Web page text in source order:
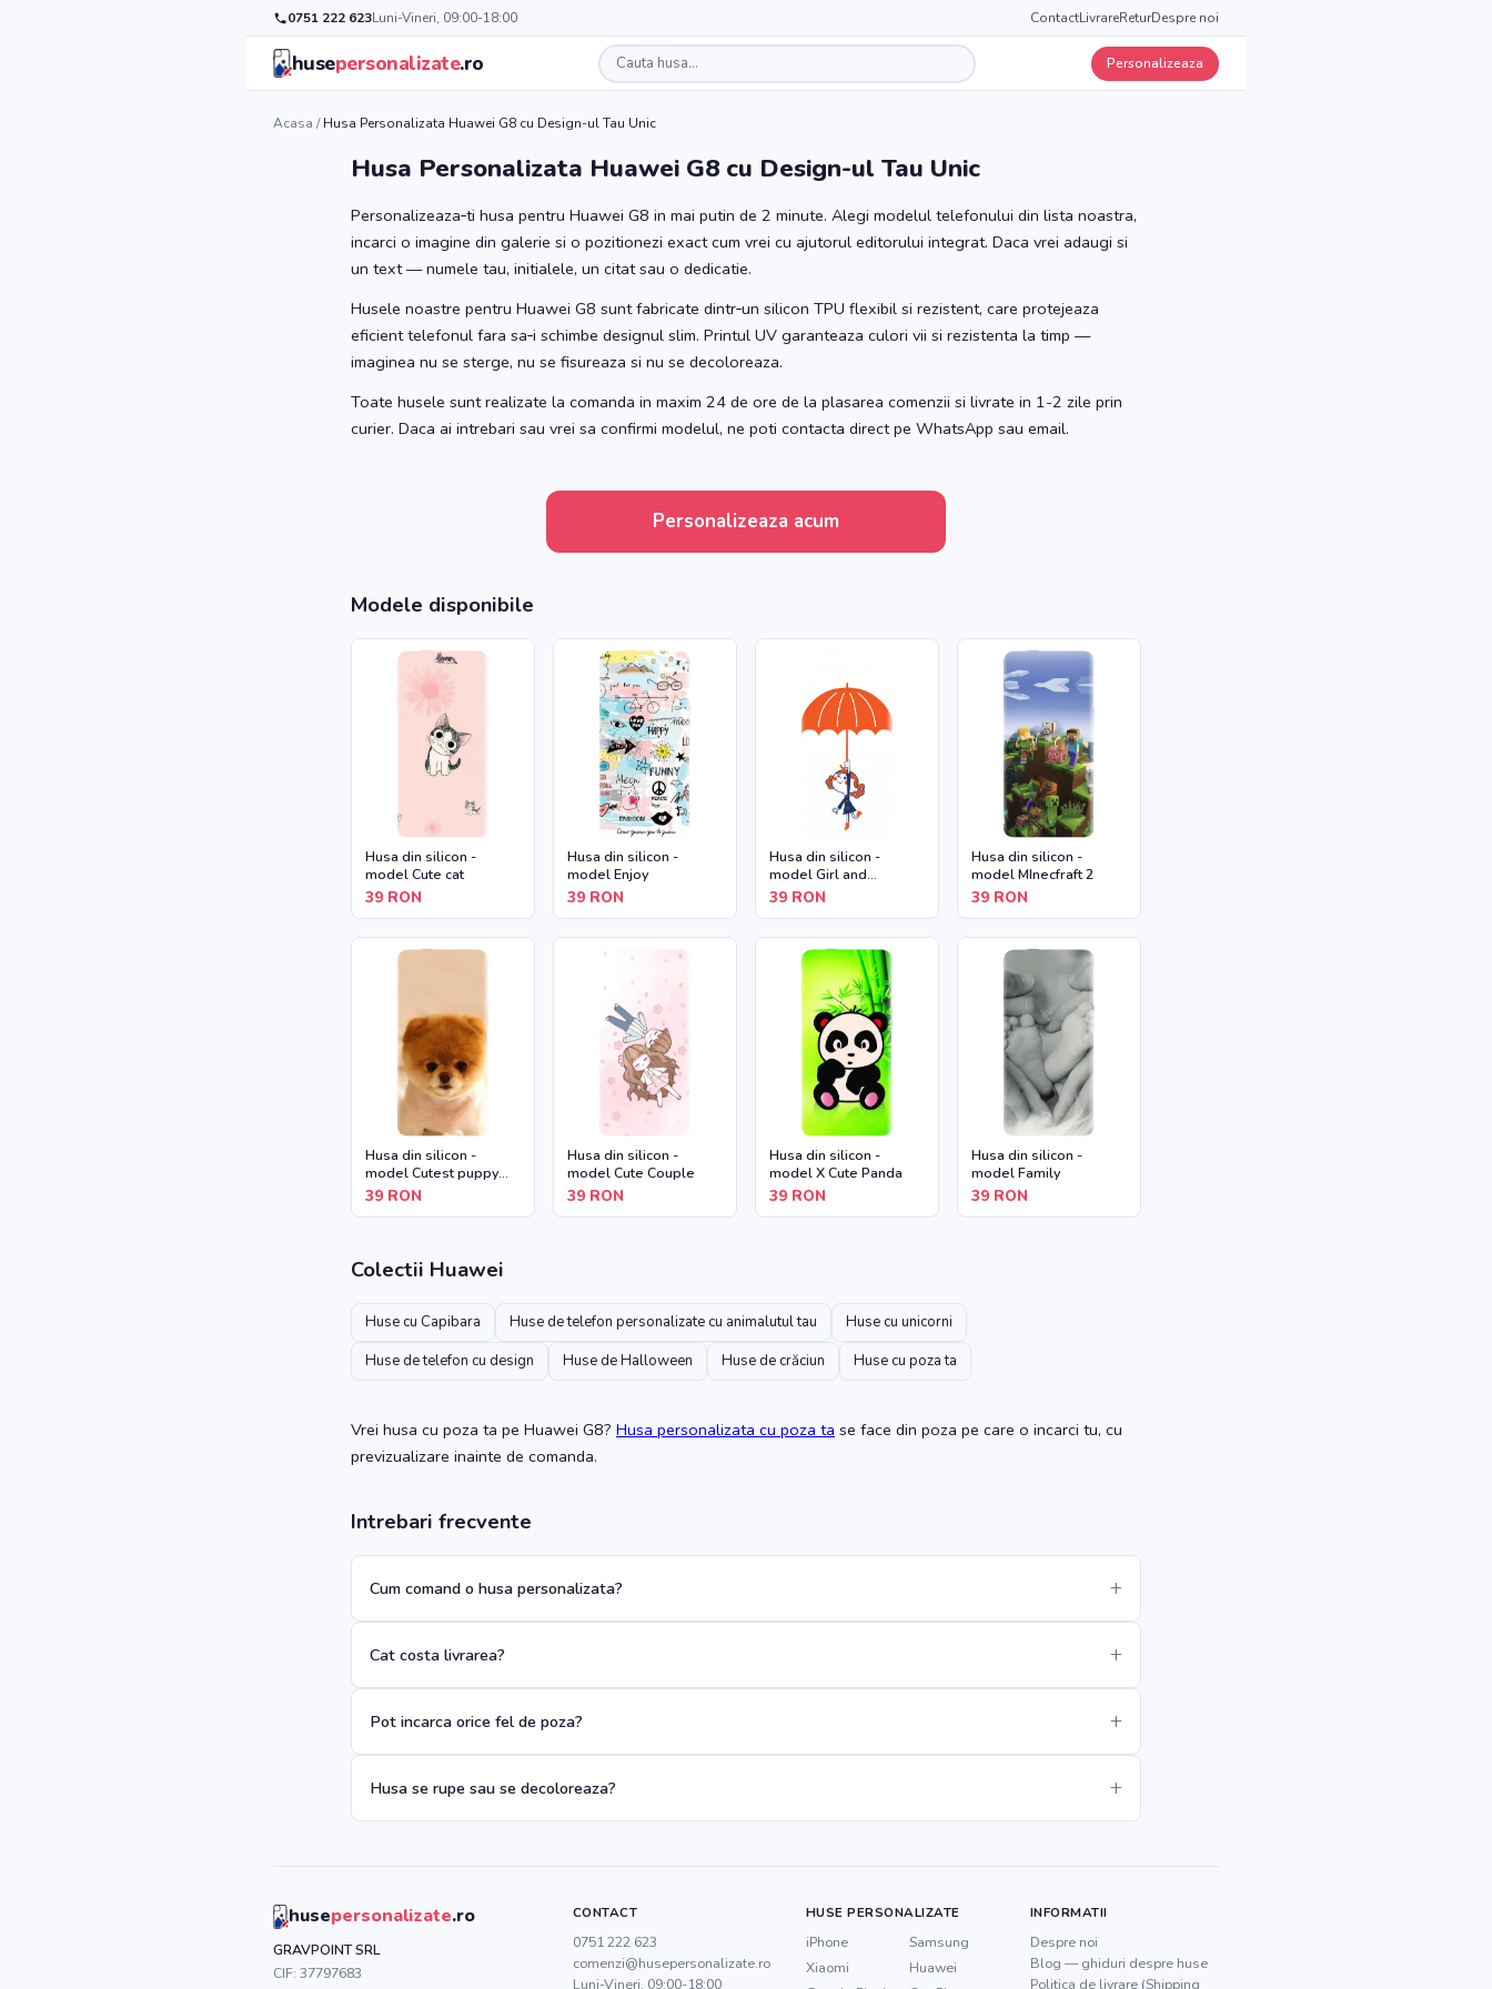
0751 222 623Luni-Vineri, 09:00-18:00 ContactLivrareReturDespre noi
husepersonalizate.ro Personalizeaza
Acasa /Husa Personalizata Huawei G8 cu Design-ul Tau Unic
Husa Personalizata Huawei G8 cu Design-ul Tau Unic
Personalizeaza‑ti husa pentru Huawei G8 in mai putin de 2 minute. Alegi modelul telefonului din lista noastra,
incarci o imagine din galerie si o pozitionezi exact cum vrei cu ajutorul editorului integrat. Daca vrei adaugi si
un text — numele tau, initialele, un citat sau o dedicatie.
Husele noastre pentru Huawei G8 sunt fabricate dintr‑un silicon TPU flexibil si rezistent, care protejeaza
eficient telefonul fara sa‑i schimbe designul slim. Printul UV garanteaza culori vii si rezistenta la timp —
imaginea nu se sterge, nu se fisureaza si nu se decoloreaza.
Toate husele sunt realizate la comanda in maxim 24 de ore de la plasarea comenzii si livrate in 1-2 zile prin
curier. Daca ai intrebari sau vrei sa confirmi modelul, ne poti contacta direct pe WhatsApp sau email.
Personalizeaza acum
Modele disponibile
Husa din silicon -
model Cute cat
39 RON
Husa din silicon -
model Enjoy
39 RON
Husa din silicon -
model Girl and
Umbrella
39 RON
Husa din silicon -
model MInecfraft 2
39 RON
Husa din silicon -
model Cutest puppy
dog
39 RON
Husa din silicon -
model Cute Couple
39 RON
Husa din silicon -
model X Cute Panda
39 RON
Husa din silicon -
model Family
39 RON
Colectii Huawei
Huse cu Capibara Huse de telefon personalizate cu animalutul tau
Huse cu unicorni
Huse de telefon cu design
Huse de Halloween Huse de crăciun Huse cu poza ta
Vrei husa cu poza ta pe Huawei G8? Husa personalizata cu poza ta se face din poza pe care o incarci tu, cu
previzualizare inainte de comanda.
Intrebari frecvente
Cum comand o husa personalizata?
Cat costa livrarea?
Pot incarca orice fel de poza?
Husa se rupe sau se decoloreaza?
husepersonalizate.ro
GRAVPOINT SRL
CIF: 37797683
CONTACT
0751 222 623
comenzi@husepersonalizate.ro
Luni-Vineri, 09:00-18:00
HUSE PERSONALIZATE
iPhone
Samsung
Xiaomi
Huawei
INFORMATII
Despre noi
Blog — ghiduri despre huse
Politica de livrare (Shipping